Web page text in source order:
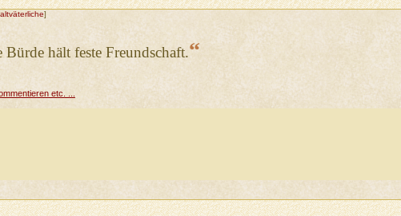
altväterliche]
Bürde hält feste Freundschaft.“
etc. ...